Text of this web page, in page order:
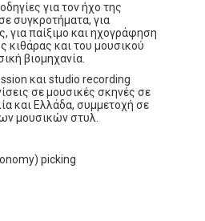
για τον ήχο της
συγκροτήματα, για
για παίξιμο και ηχογράφηση
κιθάρας και του μουσικού
βιομηχανία.
και studio recording
σε μουσικές σκηνές σε
και Ελλάδα, συμμετοχή σε
μουσικών στυλ.
picking